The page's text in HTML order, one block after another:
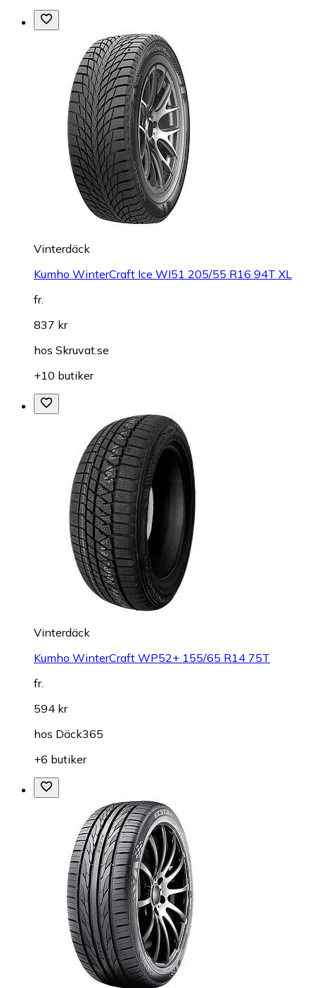
Vinterdäck
Kumho WinterCraft Ice WI51 205/55 R16 94T XL
fr.
837 kr
hos Skruvat.se
+10 butiker
Vinterdäck
Kumho WinterCraft WP52+ 155/65 R14 75T
fr.
594 kr
hos Däck365
+6 butiker